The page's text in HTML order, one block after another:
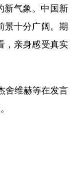
新气象。中国新
景十分广阔。期
，亲身感受真实
舍维赫等在发言